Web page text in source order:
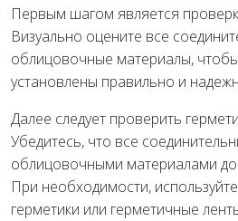
Первым шагом является
Визуально оцените все
облицовочные материалы,
установлены правильно и
Далее следует проверить
Убедитесь, что все
облицовочными материалами
При необходимости,
герметики или герметичные